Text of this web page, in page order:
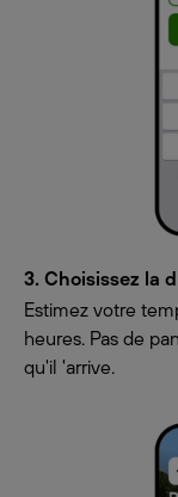
3. Choisissez la
Estimez votre
heures. Pas de
qu'il 'arrive.